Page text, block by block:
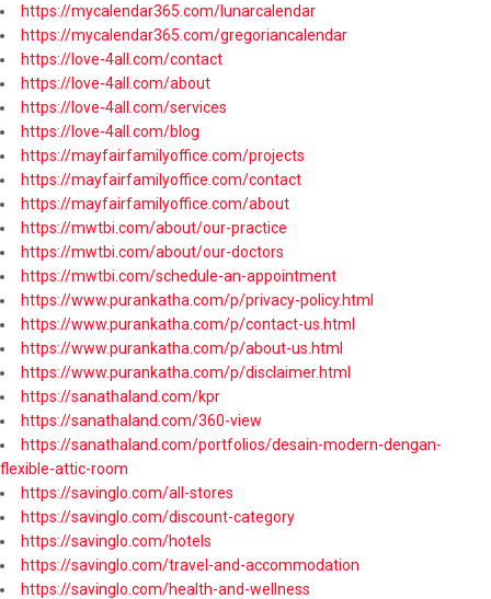
https://mycalendar365.com/lunarcalendar
https://mycalendar365.com/gregoriancalendar
https://love-4all.com/contact
https://love-4all.com/about
https://love-4all.com/services
https://love-4all.com/blog
https://mayfairfamilyoffice.com/projects
https://mayfairfamilyoffice.com/contact
https://mayfairfamilyoffice.com/about
https://mwtbi.com/about/our-practice
https://mwtbi.com/about/our-doctors
https://mwtbi.com/schedule-an-appointment
https://www.purankatha.com/p/privacy-policy.html
https://www.purankatha.com/p/contact-us.html
https://www.purankatha.com/p/about-us.html
https://www.purankatha.com/p/disclaimer.html
https://sanathaland.com/kpr
https://sanathaland.com/360-view
https://sanathaland.com/portfolios/desain-modern-dengan-
flexible-attic-room
https://savinglo.com/all-stores
https://savinglo.com/discount-category
https://savinglo.com/hotels
https://savinglo.com/travel-and-accommodation
https://savinglo.com/health-and-wellness